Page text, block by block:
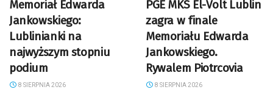
Memoriał Edwarda
Jankowskiego:
Lublinianki na
najwyższym stopniu
podium
8 SIERPNIA 2026
PGE MKS El-Volt Lublin
zagra w finale
Memoriału Edwarda
Jankowskiego.
Rywalem Piotrcovia
8 SIERPNIA 2026